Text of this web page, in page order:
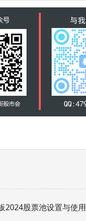
2024股票池设置与使用